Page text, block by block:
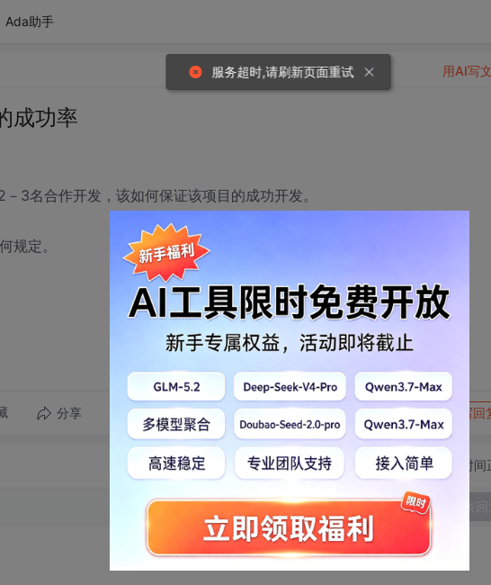
Ada助手
成功率
3名合作开发，该如何保证该项目的成功开发。
规定。
分享 转发到动态 举报 写回
用AI写
切换为时间
服务超时,请刷新页面重试